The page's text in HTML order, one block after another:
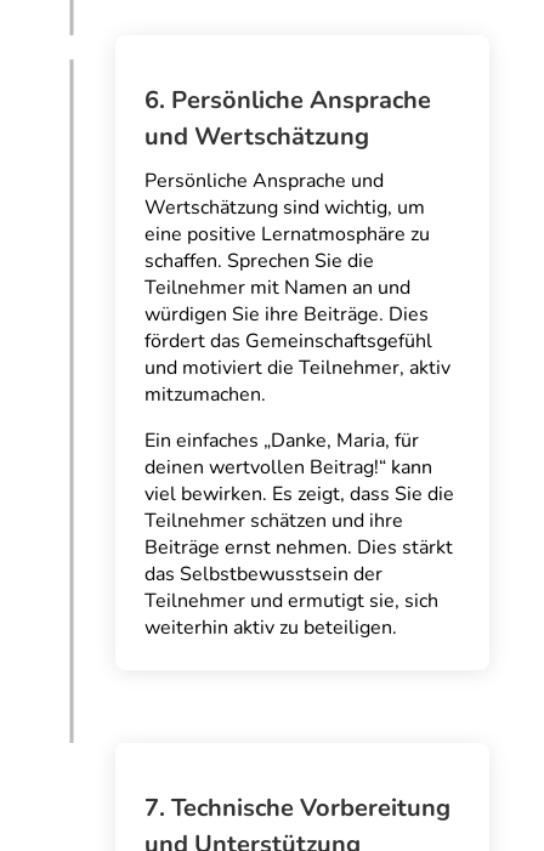
6. Persönliche Ansprache
und Wertschätzung
Persönliche Ansprache und
Wertschätzung sind wichtig, um
eine positive Lernatmosphäre zu
schaffen. Sprechen Sie die
Teilnehmer mit Namen an und
würdigen Sie ihre Beiträge. Dies
fördert das Gemeinschaftsgefühl
und motiviert die Teilnehmer, aktiv
mitzumachen.
Ein einfaches „Danke, Maria, für
deinen wertvollen Beitrag!“ kann
viel bewirken. Es zeigt, dass Sie die
Teilnehmer schätzen und ihre
Beiträge ernst nehmen. Dies stärkt
das Selbstbewusstsein der
Teilnehmer und ermutigt sie, sich
weiterhin aktiv zu beteiligen.
7. Technische Vorbereitung